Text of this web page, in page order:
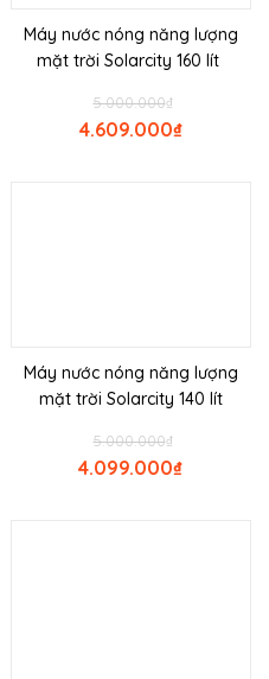
Máy nước nóng năng lượng
mặt trời Solarcity 160 lít
₫
5.000.000
₫
4.609.000
Máy nước nóng năng lượng
mặt trời Solarcity 140 lít
₫
5.000.000
₫
4.099.000